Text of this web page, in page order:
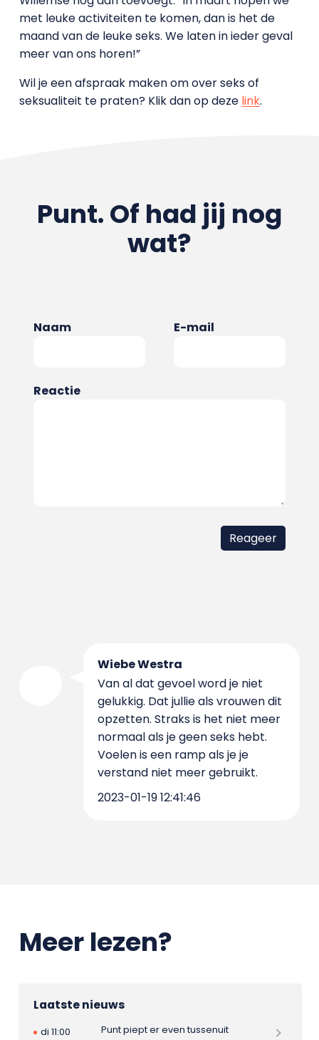
met leuke activiteiten te komen, dan is het de
maand van de leuke seks. We laten in ieder geval
meer van ons horen!”
Wil je een afspraak maken om over seks of
seksualiteit te praten? Klik dan op deze link.
Punt. Of had jij nog
wat?
Naam E-mail
Reactie
Wiebe Westra
Van al dat gevoel word je niet
gelukkig. Dat jullie als vrouwen dit
opzetten. Straks is het niet meer
normaal als je geen seks hebt.
Voelen is een ramp als je je
verstand niet meer gebruikt.
2023-01-19 12:41:46
Meer lezen?
Laatste nieuws
di 11:00
Punt piept er even tussenuit